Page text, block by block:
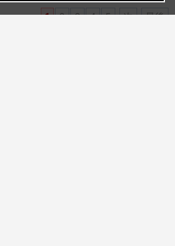
1 2 3 4 5 次 最後